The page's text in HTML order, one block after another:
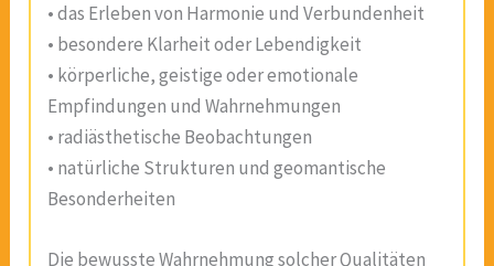
• das Erleben von Harmonie und Verbundenheit
• besondere Klarheit oder Lebendigkeit
• körperliche, geistige oder emotionale
Empfindungen und Wahrnehmungen
• radiästhetische Beobachtungen
• natürliche Strukturen und geomantische
Besonderheiten
Die bewusste Wahrnehmung solcher Qualitäten